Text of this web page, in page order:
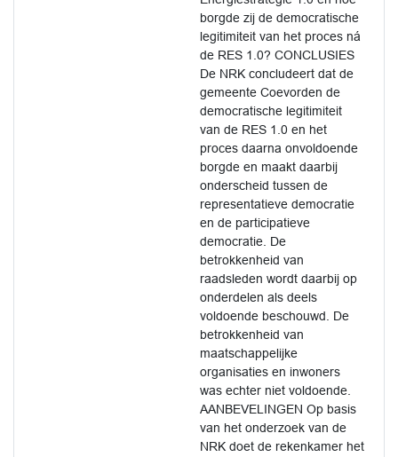
borgde zij de democratische
legitimiteit van het proces ná
de RES 1.0? CONCLUSIES
De NRK concludeert dat de
gemeente Coevorden de
democratische legitimiteit
van de RES 1.0 en het
proces daarna onvoldoende
borgde en maakt daarbij
onderscheid tussen de
representatieve democratie
en de participatieve
democratie. De
betrokkenheid van
raadsleden wordt daarbij op
onderdelen als deels
voldoende beschouwd. De
betrokkenheid van
maatschappelijke
organisaties en inwoners
was echter niet voldoende.
AANBEVELINGEN Op basis
van het onderzoek van de
NRK doet de rekenkamer het